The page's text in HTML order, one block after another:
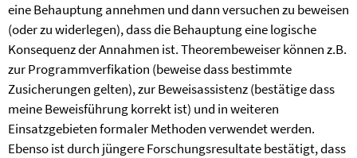
eine Behauptung annehmen und dann versuchen zu beweisen
(oder zu widerlegen), dass die Behauptung eine logische
Konsequenz der Annahmen ist. Theorembeweiser können z.B.
zur Programmverfikation (beweise dass bestimmte
Zusicherungen gelten), zur Beweisassistenz (bestätige dass
meine Beweisführung korrekt ist) und in weiteren
Einsatzgebieten formaler Methoden verwendet werden.
Ebenso ist durch jüngere Forschungsresultate bestätigt, dass